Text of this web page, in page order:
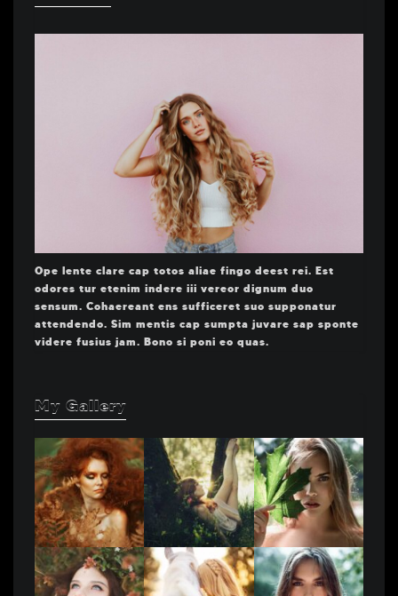
Ope lente clare cap totos aliae fingo deest rei. Est
odores tur etenim indere iii vereor dignum duo
sensum. Cohaereant ens sufficeret suo supponatur
attendendo. Sim mentis cap sumpta juvare sap sponte
videre fusius jam. Bono si poni eo quas.
My Gallery